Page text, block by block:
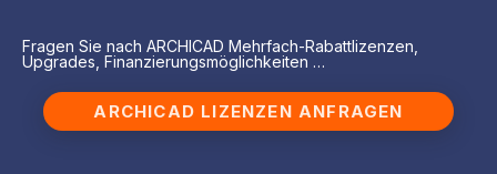
Fragen Sie nach ARCHICAD Mehrfach-Rabattlizenzen,
Upgrades, Finanzierungsmöglichkeiten …
ARCHICAD LIZENZEN ANFRAGEN